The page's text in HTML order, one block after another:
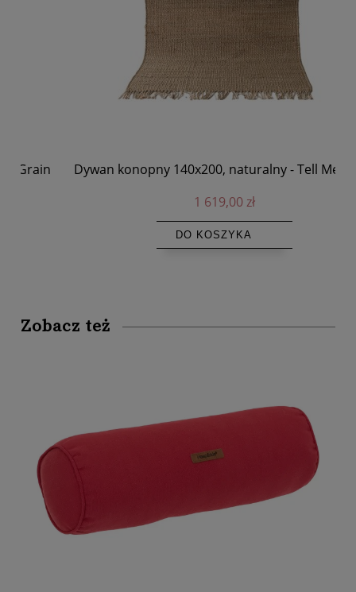
Dywan konopny 140x200, naturalny - Tell Me More
1 619,00 zł
DO KOSZYKA
Zobacz też